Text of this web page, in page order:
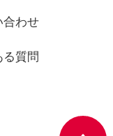
合わせ
る質問